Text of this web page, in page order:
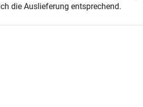
die Auslieferung entsprechend.